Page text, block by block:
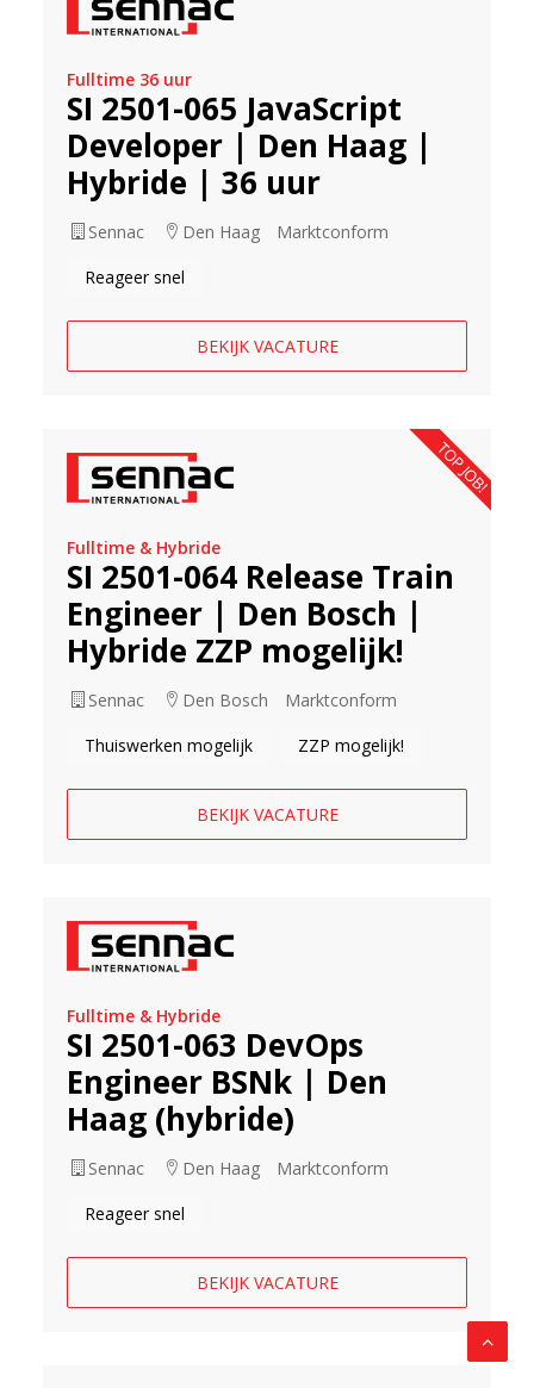
Fulltime 36 uur
SI 2501-065 JavaScript
Developer | Den Haag |
Hybride | 36 uur
Sennac Den Haag
Marktconform
Reageer snel
BEKIJK VACATURE
Fulltime & Hybride
SI 2501-064 Release Train
Engineer | Den Bosch |
Hybride ZZP mogelijk!
Sennac Den Bosch
Marktconform
Thuiswerken mogelijk
ZZP mogelijk!
BEKIJK VACATURE
TOP JOB!
Fulltime & Hybride
SI 2501-063 DevOps
Engineer BSNk | Den
Haag (hybride)
Sennac Den Haag
Marktconform
Reageer snel
BEKIJK VACATURE